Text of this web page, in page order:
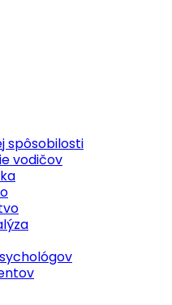
spôsobilosti
vodičov